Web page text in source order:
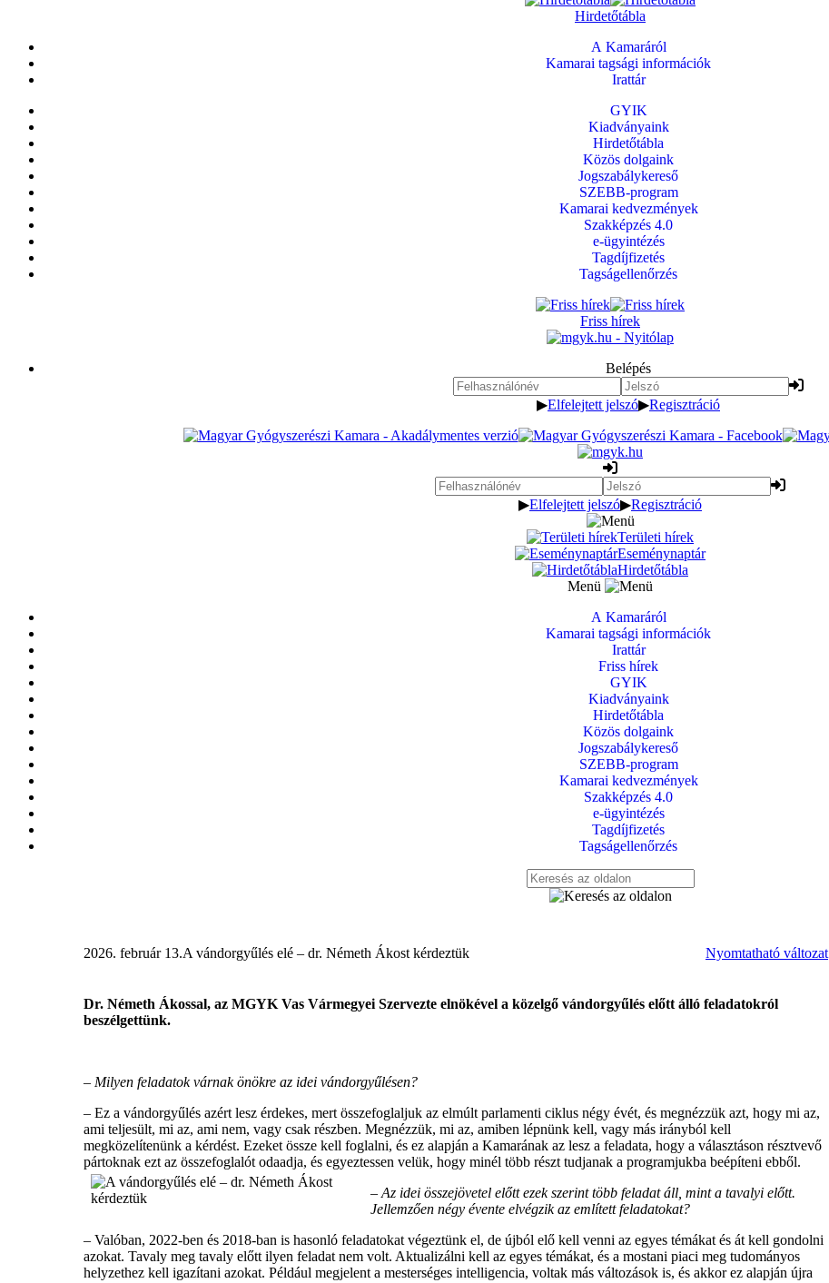
Hirdetőtábla
A Kamaráról
Kamarai tagsági információk
Irattár
GYIK
Kiadványaink
Hirdetőtábla
Közös dolgaink
Jogszabálykereső
SZEBB-program
Kamarai kedvezmények
Szakképzés 4.0
e-ügyintézés
Tagdíjfizetés
Tagságellenőrzés
Friss hírek
Belépés
▶Elfelejtett jelszó▶Regisztráció
▶Elfelejtett jelszó▶Regisztráció
Területi hírek
Eseménynaptár
Hirdetőtábla
Menü
A Kamaráról
Kamarai tagsági információk
Irattár
Friss hírek
GYIK
Kiadványaink
Hirdetőtábla
Közös dolgaink
Jogszabálykereső
SZEBB-program
Kamarai kedvezmények
Szakképzés 4.0
e-ügyintézés
Tagdíjfizetés
Tagságellenőrzés
Nyomtatható változat
2026. február 13.A vándorgyűlés elé – dr. Németh Ákost kérdeztük
Dr. Németh Ákossal, az MGYK Vas Vármegyei Szervezte elnökével a közelgő vándorgyűlés előtt álló feladatokról
beszélgettünk.
– Milyen feladatok várnak önökre az idei vándorgyűlésen?
– Ez a vándorgyűlés azért lesz érdekes, mert összefoglaljuk az elmúlt parlamenti ciklus négy évét, és megnézzük azt, hogy mi az,
ami teljesült, mi az, ami nem, vagy csak részben. Megnézzük, mi az, amiben lépnünk kell, vagy más irányból kell
megközelítenünk a kérdést. Ezeket össze kell foglalni, és ez alapján a Kamarának az lesz a feladata, hogy a választáson résztvevő
pártoknak ezt az összefoglalót odaadja, és egyeztessen velük, hogy minél több részt tudjanak a programjukba beépíteni ebből.
– Az idei összejövetel előtt ezek szerint több feladat áll, mint a tavalyi előtt.
Jellemzően négy évente elvégzik az említett feladatokat?
– Valóban, 2022-ben és 2018-ban is hasonló feladatokat végeztünk el, de újból elő kell venni az egyes témákat és át kell gondolni
azokat. Tavaly meg tavaly előtt ilyen feladat nem volt. Aktualizálni kell az egyes témákat, és a mostani piaci meg tudományos
helyzethez kell igazítani azokat. Például megjelent a mesterséges intelligencia, voltak más változások is, és akkor ez alapján újra